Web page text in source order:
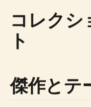
コレクシ
ト
傑作とテ